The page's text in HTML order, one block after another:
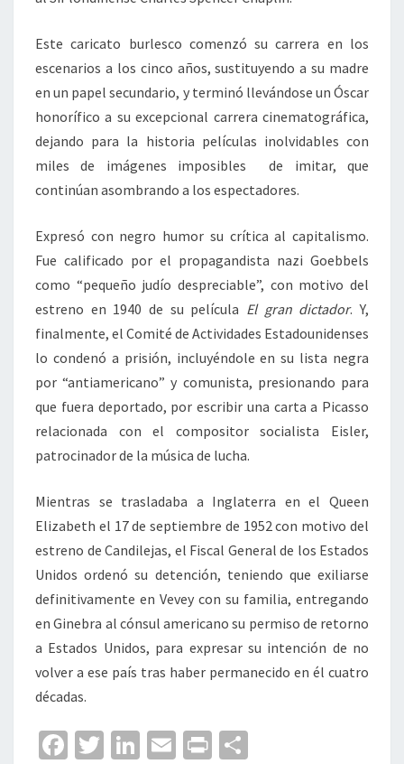
Este caricato burlesco comenzó su carrera en los
escenarios a los cinco años, sustituyendo a su madre
en un papel secundario, y terminó llevándose un Óscar
honorífico a su excepcional carrera cinematográfica,
dejando para la historia películas inolvidables con
miles de imágenes imposibles de imitar, que
continúan asombrando a los espectadores.
Expresó con negro humor su crítica al capitalismo.
Fue calificado por el propagandista nazi Goebbels
como “pequeño judío despreciable”, con motivo del
estreno en 1940 de su película El gran dictador. Y,
finalmente, el Comité de Actividades Estadounidenses
lo condenó a prisión, incluyéndole en su lista negra
por “antiamericano” y comunista, presionando para
que fuera deportado, por escribir una carta a Picasso
relacionada con el compositor socialista Eisler,
patrocinador de la música de lucha.
Mientras se trasladaba a Inglaterra en el Queen
Elizabeth el 17 de septiembre de 1952 con motivo del
estreno de Candilejas, el Fiscal General de los Estados
Unidos ordenó su detención, teniendo que exiliarse
definitivamente en Vevey con su familia, entregando
en Ginebra al cónsul americano su permiso de retorno
a Estados Unidos, para expresar su intención de no
volver a ese país tras haber permanecido en él cuatro
décadas.
Fa T
Li
E
Pr